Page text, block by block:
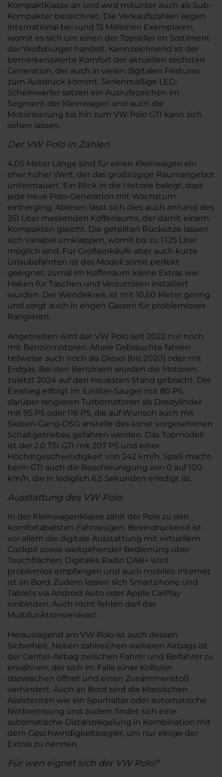
Kompaktklasse an und wird mitunter auch als Sub-
Kompakter bezeichnet. Die Verkaufszahlen liegen
international bei rund 15 Millionen Exemplaren,
womit es sich um einen der Topseller im Sortiment
der Wolfsburger handelt. Kennzeichnend ist der
bemerkenswerte Komfort der aktuellen sechsten
Generation, der auch in vielen digitalen Features
zum Ausdruck kommt. Serienmäßige LED-
Scheinwerfer setzen ein Ausrufezeichen im
Segment der Kleinwagen und auch die
Motorisierung bis hin zum VW Polo GTI kann sich
sehen lassen.
Der VW Polo in Zahlen
4,05 Meter Länge sind für einen Kleinwagen ein
eher hoher Wert, der das großzügige Raumangebot
untermauert. Ein Blick in die Historie belegt, dass
jede neue Polo-Generation mit Wachstum
einherging. Ablesen lässt sich dies auch anhand des
351 Liter messenden Kofferraums, der damit einem
Kompakten gleicht. Die geteilten Rücksitze lassen
sich variabel umklappen, womit bis zu 1.125 Liter
möglich sind. Für Großeinkäufe aber auch kurze
Urlaubsfahrten ist das Modell somit perfekt
geeignet, zumal im Kofferraum kleine Extras wie
Haken für Taschen und Verzurrösen installiert
wurden. Der Wendekreis ist mit 10,60 Meter gering
und sorgt auch in engen Gassen für problemloses
Rangieren.
Angetrieben wird der VW Polo seit 2022 nur noch
mit Benzinmotoren. Ältere Gebrauchte fahren
teilweise auch noch als Diesel (bis 2020) oder mit
Erdgas. Bei den Benzinern wurden die Motoren
zuletzt 2024 auf den neuesten Stand gebracht. Der
Einstieg erfolgt im Einliter-Sauger mit 80 PS,
darüber rangieren Turbomotoren als Dreizylinder
mit 95 PS oder 116 PS, die auf Wunsch auch mit
Sieben-Gang-DSG anstelle des sonst vorgesehenen
Schaltgetriebes gefahren werden. Das Topmodell
ist der 2.0 TSI GTI mit 207 PS und einer
Höchstgeschwindigkeit von 242 km/h. Spaß macht
beim GTI auch die Beschleunigung von 0 auf 100
km/h, die in lediglich 6,5 Sekunden erledigt ist.
Ausstattung des VW Polo
In der Kleinwagenklasse zählt der Polo zu den
komfortabelsten Fahrzeugen. Beeindruckend ist
vor allem die digitale Ausstattung mit virtuellem
Cockpit sowie weitgehender Bedienung über
Touchflächen. Digitales Radio DAB+ wird
problemlos empfangen und auch mobiles Internet
ist an Bord. Zudem lassen sich Smartphone und
Tablets via Android Auto oder Apple CarPlay
einbinden. Auch nicht fehlen darf das
Multifunktionslenkrad.
Herausragend am VW Polo ist auch dessen
Sicherheit. Neben zahlreichen weiteren Airbags ist
der Center-Airbag zwischen Fahrer und Beifahrer zu
erwähnen, der sich im Falle einer Kollision
dazwischen öffnet und einen Zusammenstoß
verhindert. Auch an Bord sind die klassischen
Assistenten wie ein Spurhalter oder automatische
Notbremsung und zudem findet sich eine
automatische Distanzregelung in Kombination mit
dem Geschwindigkeitsregler, um nur einige der
Extras zu nennen.
Für wen eignet sich der VW Polo?